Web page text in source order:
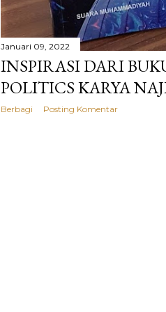
Januari 09, 2022
INSPIRASI DARI
POLITICS KARYA
Berbagi Posting Komentar